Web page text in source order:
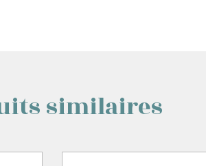
similaires